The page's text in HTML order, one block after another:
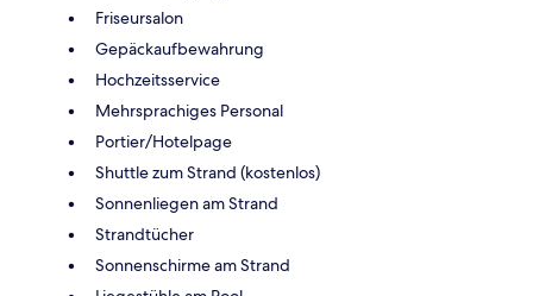
Friseursalon
Gepäckaufbewahrung
Hochzeitsservice
Mehrsprachiges Personal
Portier/Hotelpage
Shuttle zum Strand (kostenlos)
Sonnenliegen am Strand
Strandtücher
Sonnenschirme am Strand